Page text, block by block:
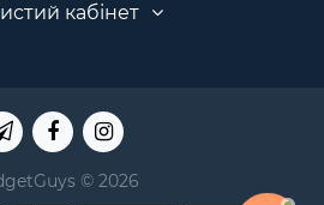
кабінет
© 2026